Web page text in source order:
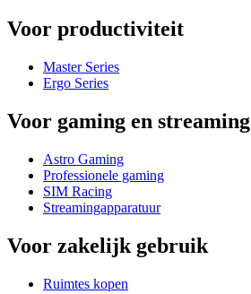
Voor productiviteit
Master Series
Ergo Series
Voor gaming en streaming
Astro Gaming
Professionele gaming
SIM Racing
Streamingapparatuur
Voor zakelijk gebruik
Ruimtes kopen